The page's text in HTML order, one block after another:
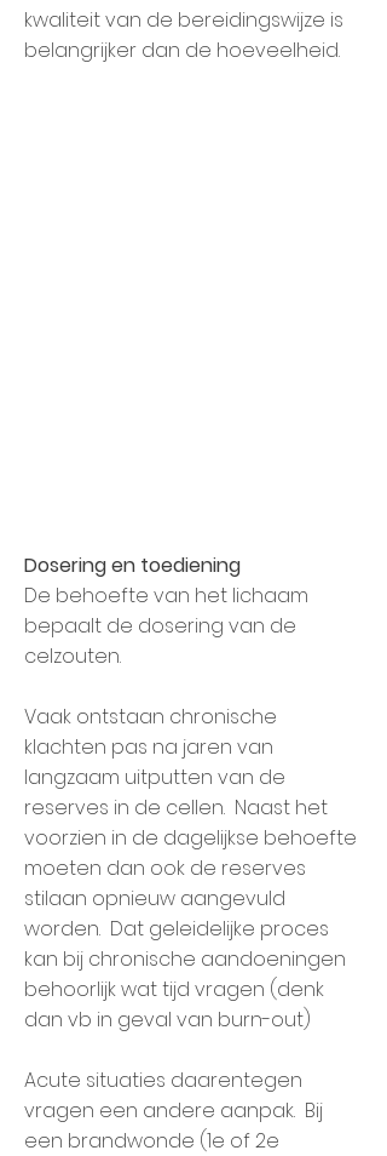
kwaliteit van de bereidingswijze is
belangrijker dan de hoeveelheid.
Dosering en toediening
De behoefte van het lichaam
bepaalt de dosering van de
celzouten.
Vaak ontstaan chronische
klachten pas na jaren van
langzaam uitputten van de
reserves in de cellen. Naast het
voorzien in de dagelijkse behoefte
moeten dan ook de reserves
stilaan opnieuw aangevuld
worden. Dat geleidelijke proces
kan bij chronische aandoeningen
behoorlijk wat tijd vragen (denk
dan vb in geval van burn-out)
Acute situaties daarentegen
vragen een andere aanpak. Bij
een brandwonde (1e of 2e